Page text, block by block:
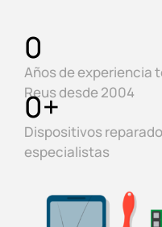
Años de experiencia
Reus desde 2004
0
Dispositivos
especialistas
0+